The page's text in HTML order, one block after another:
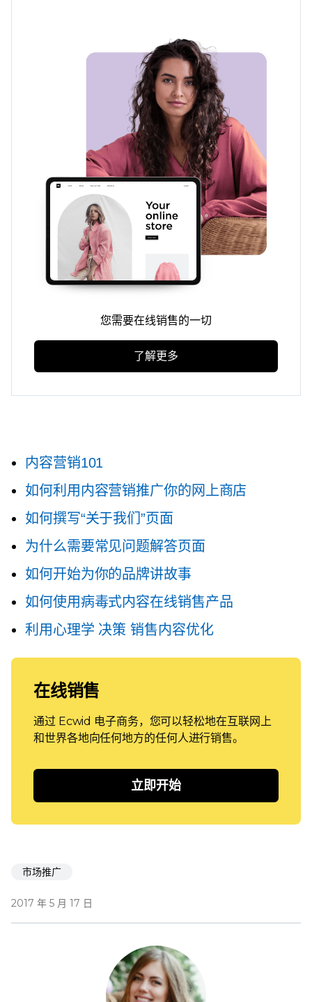
您需要在线销售的一切
了解更多
内容营销101
如何利用内容营销推广你的网上商店
如何撰写“关于我们”页面
为什么需要常见问题解答页面
如何开始为你的品牌讲故事
如何使用病毒式内容在线销售产品
利用心理学 决策 销售内容优化
在线销售
通过 Ecwid 电子商务，您可以轻松地在互联网上
和世界各地向任何地方的任何人进行销售。
立即开始
市场推广
2017 年 5 月 17 日